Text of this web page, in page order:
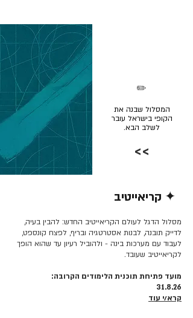
המסלול שבנה את
הקופי בישראל עובר
לשלב הבא.
✏️
>>
✦ קריאייטיב
מסלול הדגל לעולם הקריאייטיב החדש: להבין בעיה,
לדייק תובנה, לבנות אסטרטגיה ובריף, לפצח קונספט,
לעבוד עם מערכות בינה - ולהוביל רעיון עד שהוא הופך
לקריאייטיב שעובד.
מועד פתיחת תוכנית הלימודים הקרובה:
31.8.26
קרא/י עוד